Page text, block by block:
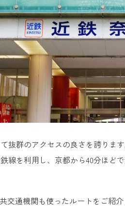
四神の館
抜群のアクセスの良さを誇りま
線を利用し、京都から40分ほ
交通機関も使ったルートをご紹